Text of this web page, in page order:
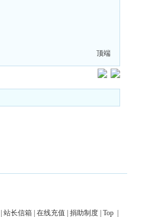
顶端
站长信箱 在线充值 捐助制度| Top|